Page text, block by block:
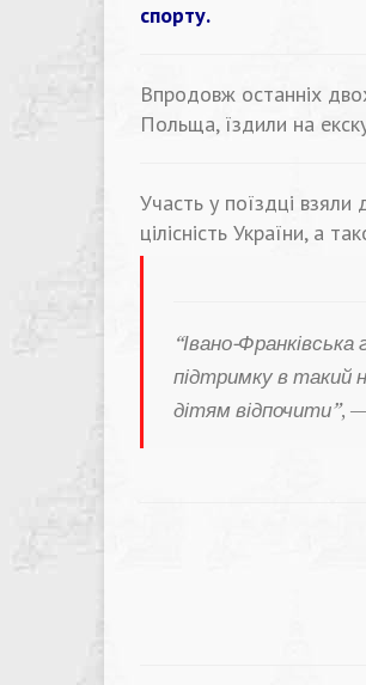
спорту.
Впродовж останніх
Польща, їздили на
Участь у поїздці взяли
цілісність України, а
“Івано-
підтримку в такий
дітям відпочити”,